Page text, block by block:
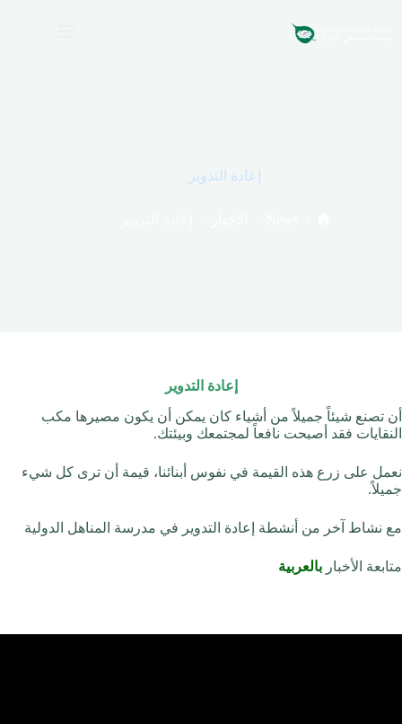
إعادة التدوير
إعادة التدوير
أن تصنع شيئاً جميلاً من أشياء كان يمكن أن يكون مصيرها مكب
النقايات فقد أصبحت نافعاً لمجتمعك وبيئتك.
نعمل على زرع هذه القيمة في نفوس أبنائنا، قيمة أن ترى كل شيء
جميلاً.
مع نشاط آخر من أنشطة إعادة التدوير في مدرسة المناهل الدولية
متابعة الأخبار بالعربية